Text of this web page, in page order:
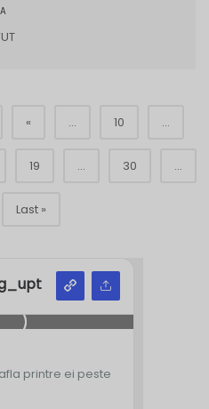
« ... 10 ...
19 ... 30 ...
Last »
printre ei peste